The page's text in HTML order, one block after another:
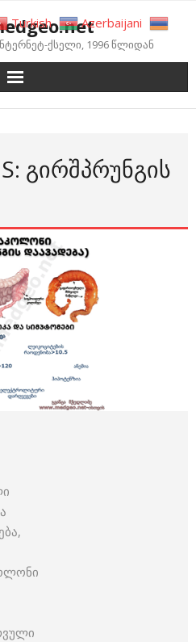
ქსელი, 1996 წლიდან
ᲒᲘᲠᲨᲞᲠᲣᲜᲒᲘᲡ
Turkish
Azerbaijani